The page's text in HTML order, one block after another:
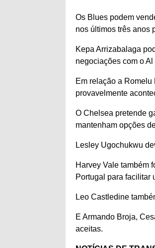
Os Blues podem
nos últimos três anos
Kepa Arrizabalaga
negociações com o
Em relação a
provavelmente
O Chelsea pretende
mantenham opções
Lesley Ugochukwu
Harvey Vale também
Portugal para facilitar
Leo Castledine
E Armando Broja,
aceitas.